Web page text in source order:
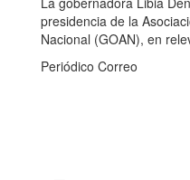
presidencia de la
Nacional (GOAN), en
Periódico Correo